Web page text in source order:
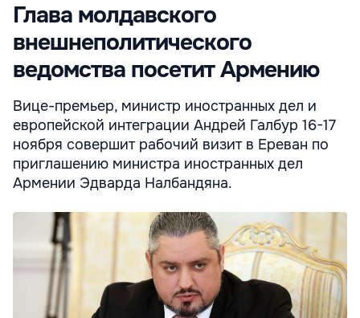
Глава молдавского
внешнеполитического
ведомства посетит Армению
Вице-премьер, министр иностранных дел и
европейской интеграции Андрей Галбур 16-17
ноября совершит рабочий визит в Ереван по
приглашению министра иностранных дел
Армении Эдварда Налбандяна.